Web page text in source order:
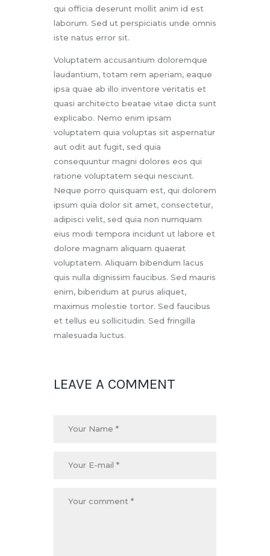
qui officia deserunt mollit anim id est
laborum. Sed ut perspiciatis unde omnis
iste natus error sit.
Voluptatem accusantium doloremque
laudantium, totam rem aperiam, eaque
ipsa quae ab illo inventore veritatis et
quasi architecto beatae vitae dicta sunt
explicabo. Nemo enim ipsam
voluptatem quia voluptas sit aspernatur
aut odit aut fugit, sed quia
consequuntur magni dolores eos qui
ratione voluptatem sequi nesciunt.
Neque porro quisquam est, qui dolorem
ipsum quia dolor sit amet, consectetur,
adipisci velit, sed quia non numquam
eius modi tempora incidunt ut labore et
dolore magnam aliquam quaerat
voluptatem. Aliquam bibendum lacus
quis nulla dignissim faucibus. Sed mauris
enim, bibendum at purus aliquet,
maximus molestie tortor. Sed faucibus
et tellus eu sollicitudin. Sed fringilla
malesuada luctus.
LEAVE A COMMENT